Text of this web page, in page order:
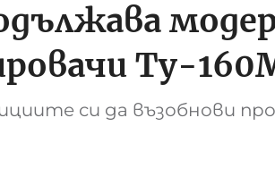
Ту-
си да възобнови